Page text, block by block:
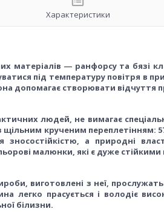
Характеристики
матеріалів ― ранфорсу та бязі
під температуру повітря в
допомагає створювати відчуття
людей, не вимагає
крученим переплетінням:
зносостійкістю, а природні
малюнки, які є дуже стійкими
виготовлені з неї,
легко прасується і володіє
білизни.